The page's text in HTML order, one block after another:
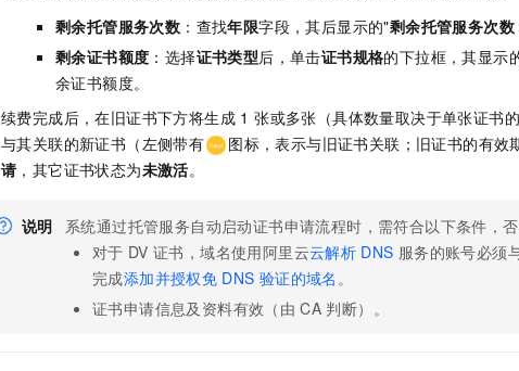
剩余托管服务次数 ：查找年限字段，其后显示的"剩余托管服务次数
剩余证书额度 ：选择证书类型后，单击证书规格的下拉框，其显示
余证书额度。
续费完成后，在旧证书下方将生成 1 张或多张（具体数量取决于单张证书
与其关联的新证书（左侧带有
图标，表示与旧证书关联；旧证书的有
请，其它证书状态为未激活。
说明
系统通过托管服务自动启动证书申请流程时，需符合以下条件，否
对于 DV 证书，域名使用阿里云云解析 DNS 服务的账号必须
完成添加并授权免 DNS 验证的域名 。
证书申请信息及资料有效（由 CA 判断）。